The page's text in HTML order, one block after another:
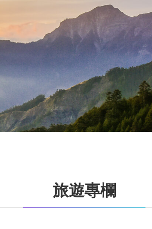
旅遊專欄